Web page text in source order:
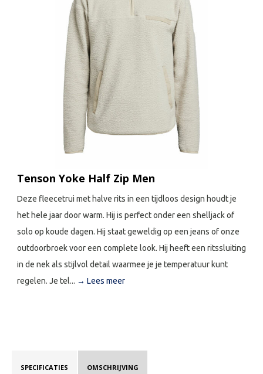
Tenson Yoke Half Zip Men
Deze fleecetrui met halve rits in een tijdloos design houdt je
het hele jaar door warm. Hij is perfect onder een shelljack of
solo op koude dagen. Hij staat geweldig op een jeans of onze
outdoorbroek voor een complete look. Hij heeft een ritssluiting
in de nek als stijlvol detail waarmee je je temperatuur kunt
regelen. Je tel... → Lees meer
SPECIFICATIES OMSCHRIJVING